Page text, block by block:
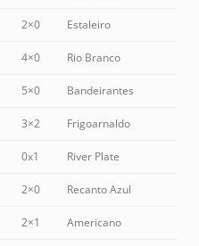
2×0 Estaleiro
4×0 Rio Branco
5×0 Bandeirantes
3×2 Frigoarnaldo
0x1 River Plate
2×0 Recanto Azul
2×1 Americano